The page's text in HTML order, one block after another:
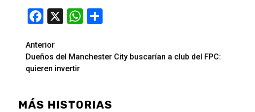
Facebook
X WhatsApp
Seguir
leyendo
Anterior
Dueños del Manchester City buscarían a club del FPC:
quieren invertir
MÁS HISTORIAS